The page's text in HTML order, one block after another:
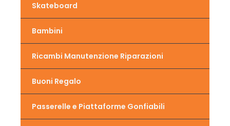
Skateboard
Bambini
Ricambi Manutenzione Riparazioni
Buoni Regalo
Passerelle e Piattaforme Gonfiabili